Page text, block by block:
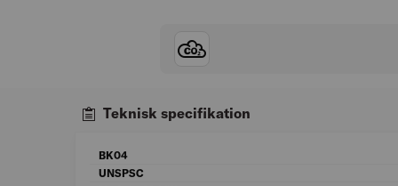
Teknisk specifikation
BK04
UNSPSC